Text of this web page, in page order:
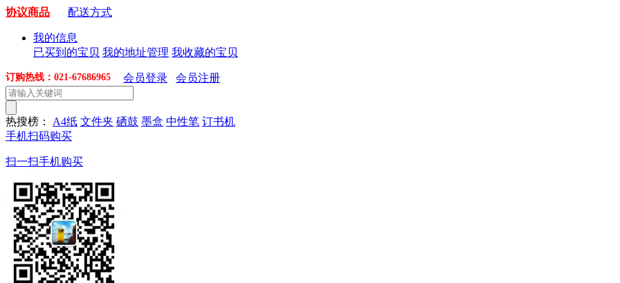
协议商品 配送方式
我的信息
已买到的宝贝 我的地址管理 我收藏的宝贝
订购热线：021-67686965 会员登录 会员注册
热搜榜： A4纸 文件夹 硒鼓 墨盒 中性笔 订书机
手机扫码购买
扫一扫手机购买